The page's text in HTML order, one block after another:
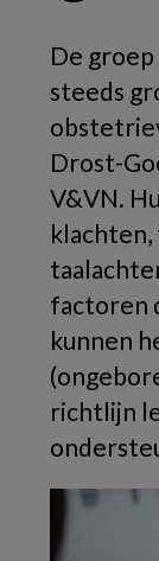
De
steeds
Drost-
V&VN.
klachten,
factoren
kunnen
richtlijn